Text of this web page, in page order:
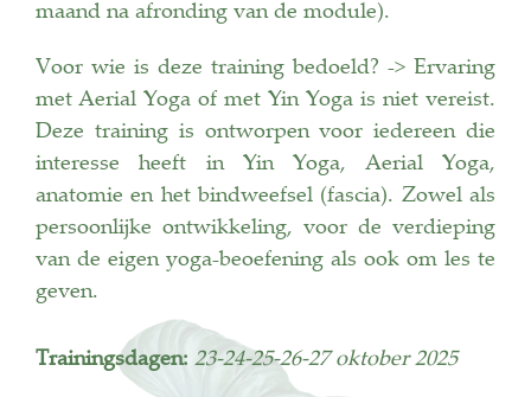
maand na afronding van de module).
Voor wie is deze training bedoeld? -> Ervaring
met Aerial Yoga of met Yin Yoga is niet vereist.
Deze training is ontworpen voor iedereen die
interesse heeft in Yin Yoga, Aerial Yoga,
anatomie en het bindweefsel (fascia). Zowel als
persoonlijke ontwikkeling, voor de verdieping
van de eigen yoga-beoefening als ook om les te
geven.
Trainingsdagen: 23-24-25-26-27 oktober 2025